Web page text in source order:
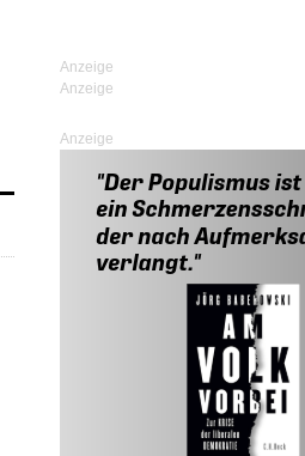
Anzeige